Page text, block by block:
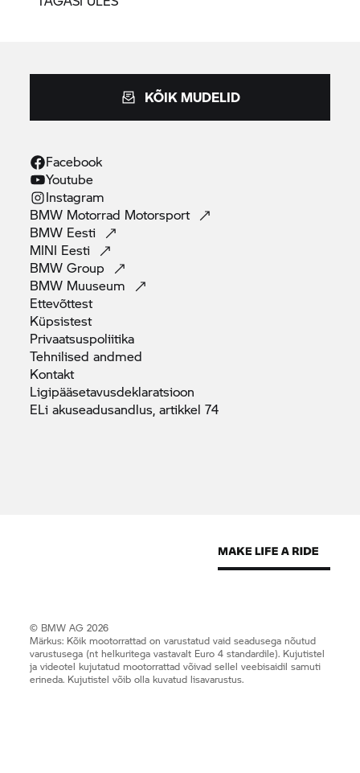
KÕIK MUDELID
Facebook
Youtube
Instagram
BMW Motorrad Motorsport
BMW Eesti
MINI Eesti
BMWGroup
BMW Muuseum
Ettevõttest
Küpsistest
Privaatsuspoliitika
Tehnilisedandmed
Kontakt
Ligipääsetavusdeklaratsioon
ELi akuseadusandlus, artikkel74
© BMW AG 2026
Märkus: Kõik mootorrattad on varustatud vaid seadusega nõutud
varustusega (nt helkuritega vastavalt Euro 4 standardile). Kujutistel
ja videotel kujutatud mootorrattad võivad sellel veebisaidil samuti
erineda. Kujutistel võib olla kuvatud lisavarustus.